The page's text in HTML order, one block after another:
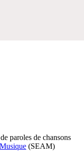
paroles de chansons
(SEAM)